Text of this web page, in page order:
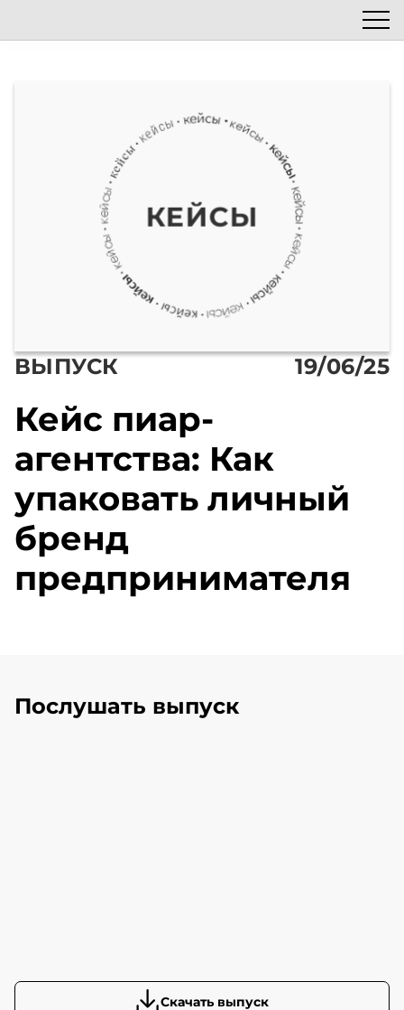
Блог
Автор подкаста
КЕЙСЫ
ВЫПУСК 19/06/25
Кейс пиар-
агентства: Как
упаковать личный
бренд
предпринимателя
Послушать выпуск
Скачать выпуск